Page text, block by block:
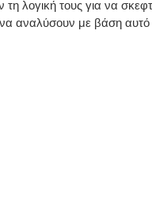
λογική τους για να
αναλύσουν με βάση